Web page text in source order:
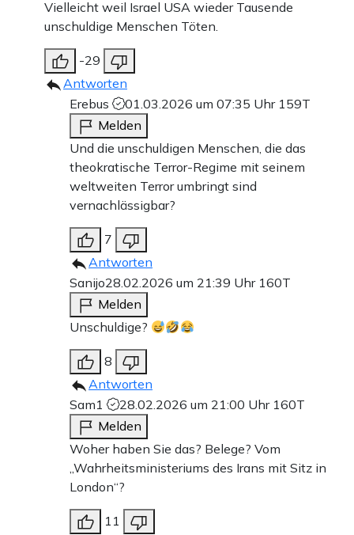
Vielleicht weil Israel USA wieder Tausende
unschuldige Menschen Töten.
-29
Antworten
Erebus
01.03.2026 um 07:35 Uhr 159T
Melden
Und die unschuldigen Menschen, die das
theokratische Terror-Regime mit seinem
weltweiten Terror umbringt sind
vernachlässigbar?
7
Antworten
Sanijo28.02.2026 um 21:39 Uhr 160T
Melden
Unschuldige?
8
Antworten
Sam1
28.02.2026 um 21:00 Uhr 160T
Melden
Woher haben Sie das? Belege? Vom
„Wahrheitsministeriums des Irans mit Sitz in
London“?
11